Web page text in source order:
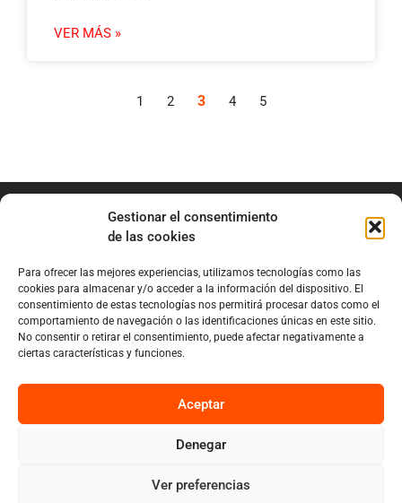
Gestionar el consentimiento
de las cookies
Para ofrecer las mejores experiencias, utilizamos tecnologías como las
cookies para almacenar y/o acceder a la información del dispositivo. El
consentimiento de estas tecnologías nos permitirá procesar datos como el
comportamiento de navegación o las identificaciones únicas en este sitio.
No consentir o retirar el consentimiento, puede afectar negativamente a
ciertas características y funciones.
Aceptar
Denegar
Ver preferencias
VER MÁS »
1 2 3 4 5
info@marianobraga.com
BRAGA Academia
Podcast
Sobre Mariano
Diseño por Nuvolab Studio